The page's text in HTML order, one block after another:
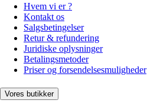
Hvem vi er ?
Kontakt os
Salgsbetingelser
Retur & refundering
Juridiske oplysninger
Betalingsmetoder
Priser og forsendelsesmuligheder
Vores butikker